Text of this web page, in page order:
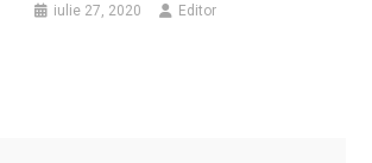
iulie 27, 2020 Editor